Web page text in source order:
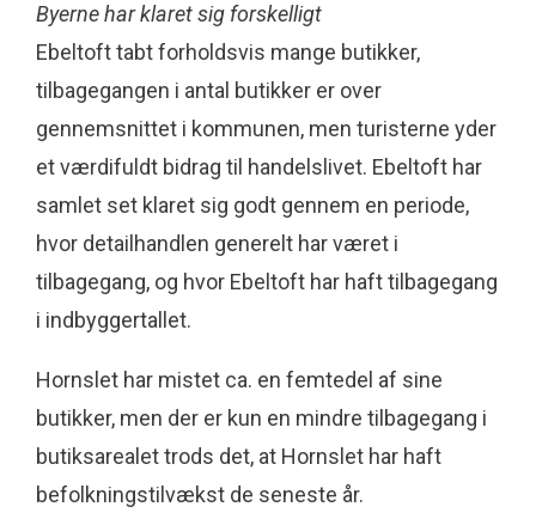
Byerne har klaret sig forskelligt
Ebeltoft tabt forholdsvis mange butikker,
tilbagegangen i antal butikker er over
gennemsnittet i kommunen, men turisterne yder
et værdifuldt bidrag til handelslivet. Ebeltoft har
samlet set klaret sig godt gennem en periode,
hvor detailhandlen generelt har været i
tilbagegang, og hvor Ebeltoft har haft tilbagegang
i indbyggertallet.
Hornslet har mistet ca. en femtedel af sine
butikker, men der er kun en mindre tilbagegang i
butiksarealet trods det, at Hornslet har haft
befolkningstilvækst de seneste år.